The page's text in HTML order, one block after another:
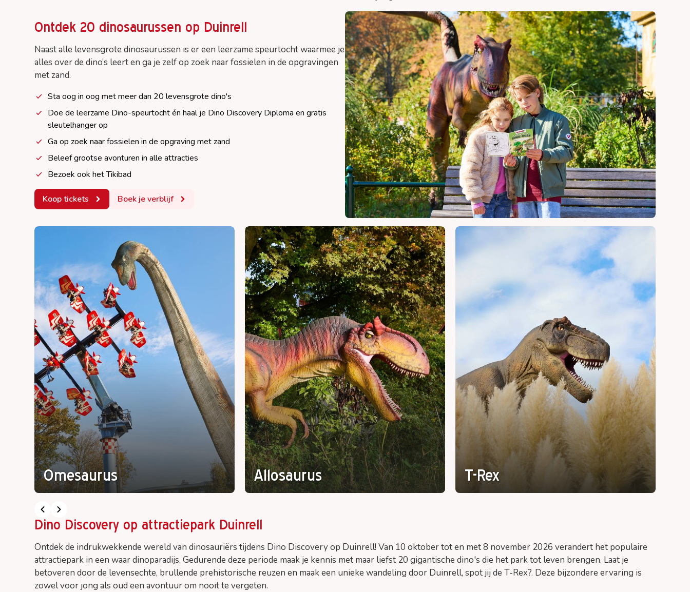
Tickets & prijzen
Plattegrond
Faciliteiten
Praktische informatie
Plattegrond
Ontdek 20 dinosaurussen op Duinrell
Naast alle levensgrote dinosaurussen is er een leerzame speurtocht waarmee je
alles over de dino’s leert en ga je zelf op zoek naar fossielen in de opgravingen
met zand.
Sta oog in oog met meer dan 20 levensgrote dino's
Doe de leerzame Dino-speurtocht én haal je Dino Discovery Diploma en gratis
sleutelhanger op
Ga op zoek naar fossielen in de opgraving met zand
Beleef grootse avonturen in alle attracties
Bezoek ook het Tikibad
Koop tickets Boek je verblijf
Omesaurus Allosaurus T-Rex
Dino Discovery op attractiepark Duinrell
Ontdek de indrukwekkende wereld van dinosauriërs tijdens Dino Discovery op Duinrell! Van 10 oktober tot en met 8 november 2026 verandert het populaire
attractiepark in een waar dinoparadijs. Gedurende deze periode maak je kennis met maar liefst 20 gigantische dino's die het park tot leven brengen. Laat je
betoveren door de levensechte, brullende prehistorische reuzen en maak een unieke wandeling door Duinrell, spot jij de T-Rex?. Deze bijzondere ervaring is
zowel voor jong als oud een avontuur om nooit te vergeten.